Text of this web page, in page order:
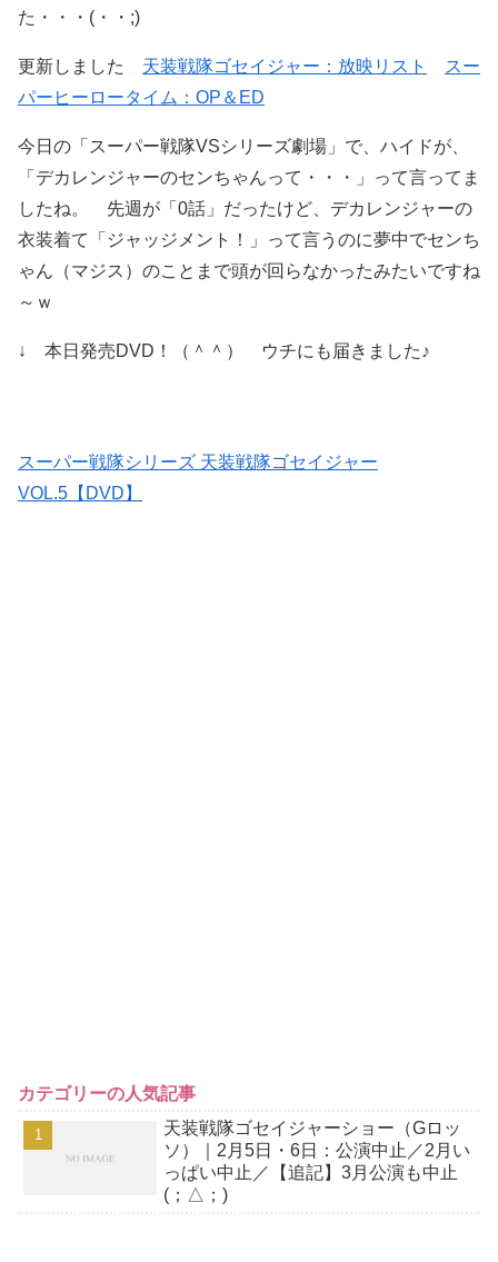
た・・・(・・;)
更新しました 天装戦隊ゴセイジャー：放映リスト
スー
パーヒーロータイム：OP＆ED
今日の「スーパー戦隊VSシリーズ劇場」で、ハイドが、
「デカレンジャーのセンちゃんって・・・」って言ってま
したね。 先週が「0話」だったけど、デカレンジャーの
衣装着て「ジャッジメント！」って言うのに夢中でセンち
ゃん（マジス）のことまで頭が回らなかったみたいですね
～ｗ
↓ 本日発売DVD！（＾＾） ウチにも届きました♪
スーパー戦隊シリーズ 天装戦隊ゴセイジャー
VOL.5【DVD】
カテゴリーの人気記事
天装戦隊ゴセイジャーショー（Gロッ
ソ）｜2月5日・6日：公演中止／2月い
っぱい中止／【追記】3月公演も中止
(；△；)